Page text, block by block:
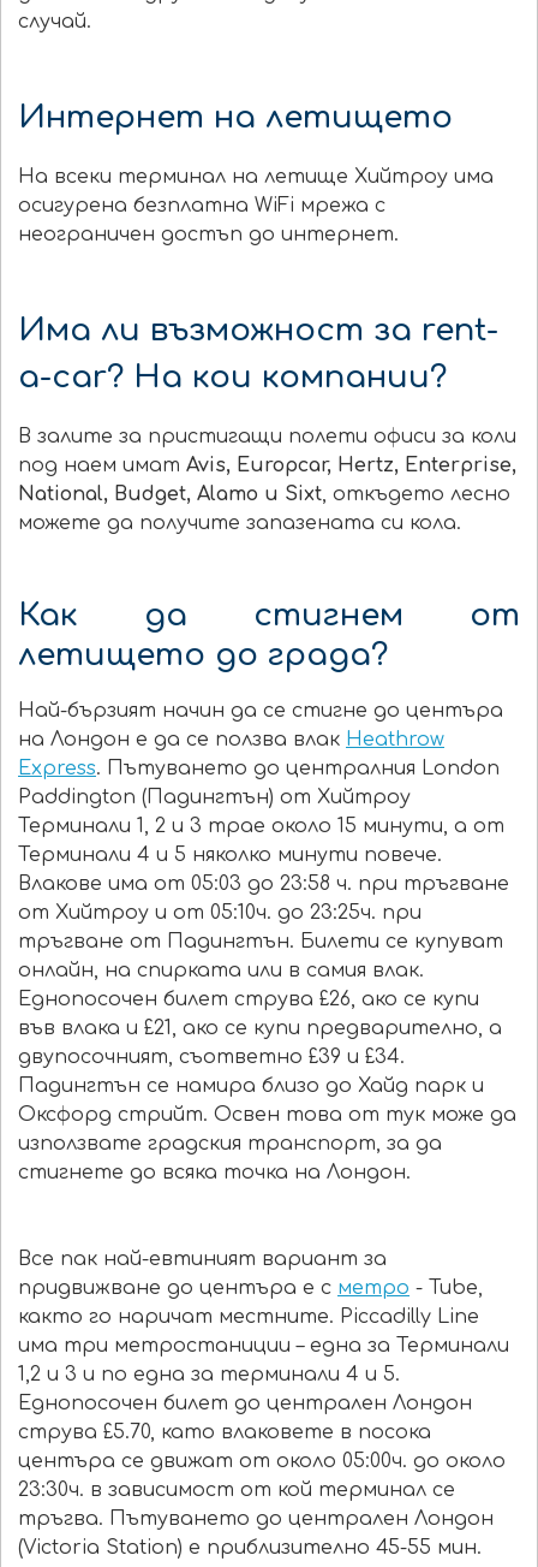
случай.
Интернет на летището
На всеки терминал на летище Хийтроу има
осигурена безплатна WiFi мрежа с
неограничен достъп до интернет.
Има ли възможност за rent-
a-car? На кои компании?
В залите за пристигащи полети офиси за коли
под наем имат Avis, Europcar, Hertz, Enterprise,
National, Budget, Alamo и Sixt, откъдето лесно
можете да получите запазената си кола.
Как да стигнем от
летището до града?
Най-бързият начин да се стигне до центъра
на Лондон е да се ползва влак Heathrow
Express. Пътуването до централния London
Paddington (Падингтън) от Хийтроу
Терминали 1, 2 и 3 трае около 15 минути, а от
Терминали 4 и 5 няколко минути повече.
Влакове има от 05:03 до 23:58 ч. при тръгване
от Хийтроу и от 05:10ч. до 23:25ч. при
тръгване от Падингтън. Билети се купуват
онлайн, на спирката или в самия влак.
Еднопосочен билет струва £26, ако се купи
във влака и £21, ако се купи предварително, а
двупосочният, съответно £39 и £34.
Падингтън се намира близо до Хайд парк и
Оксфорд стрийт. Освен това от тук може да
използвате градския транспорт, за да
стигнете до всяка точка на Лондон.
Все пак най-евтиният вариант за
придвижване до центъра е с метро - Tube,
както го наричат местните. Piccadilly Line
има три метростаниции – една за Терминали
1,2 и 3 и по една за терминали 4 и 5.
Еднопосочен билет до централен Лондон
струва £5.70, като влаковете в посока
центъра се движат от около 05:00ч. до около
23:30ч. в зависимост от кой терминал се
тръгва. Пътуването до централен Лондон
(Victoria Station) е приблизително 45-55 мин.